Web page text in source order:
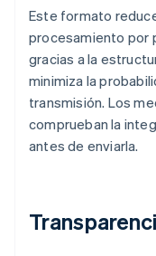
Este formato
procesamiento por
gracias a la
minimiza la
transmisión. Los
comprueban la
antes de enviarla.